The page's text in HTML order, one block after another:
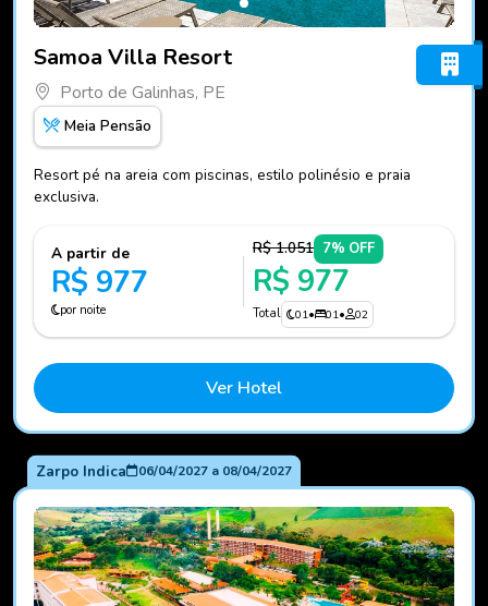
Samoa Villa Resort
Porto de Galinhas, PE
Meia Pensão
Resort pé na areia com piscinas, estilo polinésio e praia
exclusiva.
A partir de
R$ 977
por noite
R$ 1.051 7% OFF
R$ 977
Total 01• 01• 02
Ver Hotel
Zarpo Indica 06/04/2027a 08/04/2027